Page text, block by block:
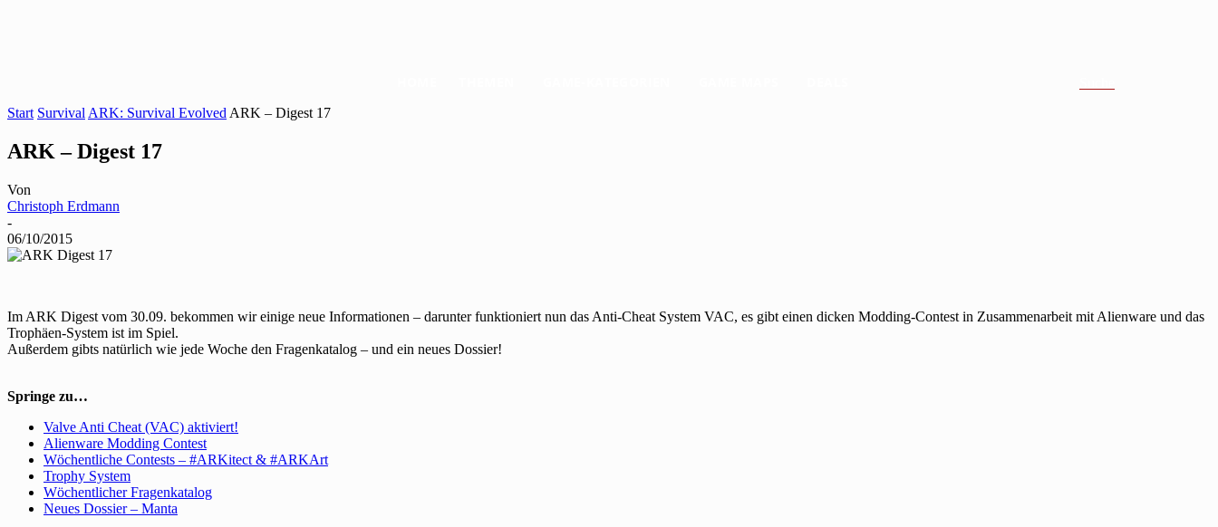
Start Survival ARK: Survival Evolved ARK – Digest 17
ARK – Digest 17
Von
Christoph Erdmann
-
06/10/2015
Im ARK Digest vom 30.09. bekommen wir einige neue Informationen – darunter funktioniert nun das Anti-Cheat System VAC, es gibt einen dicken Modding-Contest in Zusammenarbeit mit Alienware und das
Trophäen-System ist im Spiel.
Außerdem gibts natürlich wie jede Woche den Fragenkatalog – und ein neues Dossier!
Springe zu…
Valve Anti Cheat (VAC) aktiviert!
Alienware Modding Contest
Wöchentliche Contests – #ARKitect & #ARKArt
Trophy System
Wöchentlicher Fragenkatalog
Neues Dossier – Manta